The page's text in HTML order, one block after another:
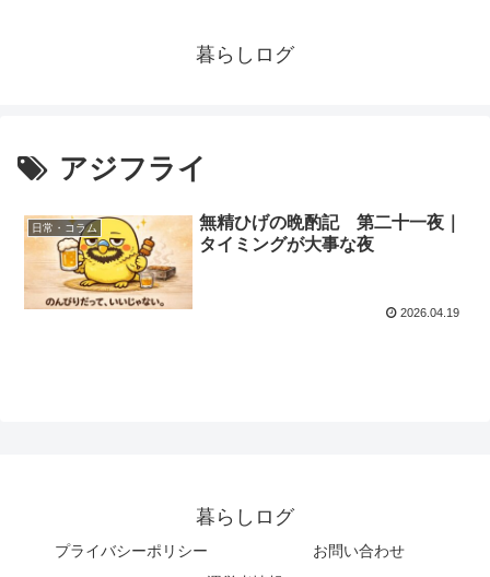
暮らしログ
アジフライ
日常・コラム
無精ひげの晩酌記 第二十一夜｜
タイミングが大事な夜
2026.04.19
暮らしログ
プライバシーポリシー
お問い合わせ